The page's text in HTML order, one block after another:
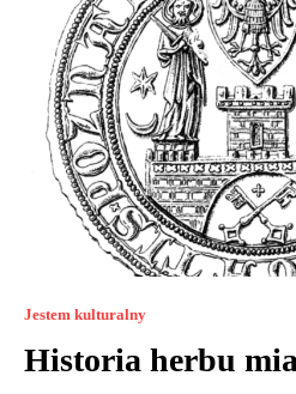
Jestem kulturalny
Historia herbu